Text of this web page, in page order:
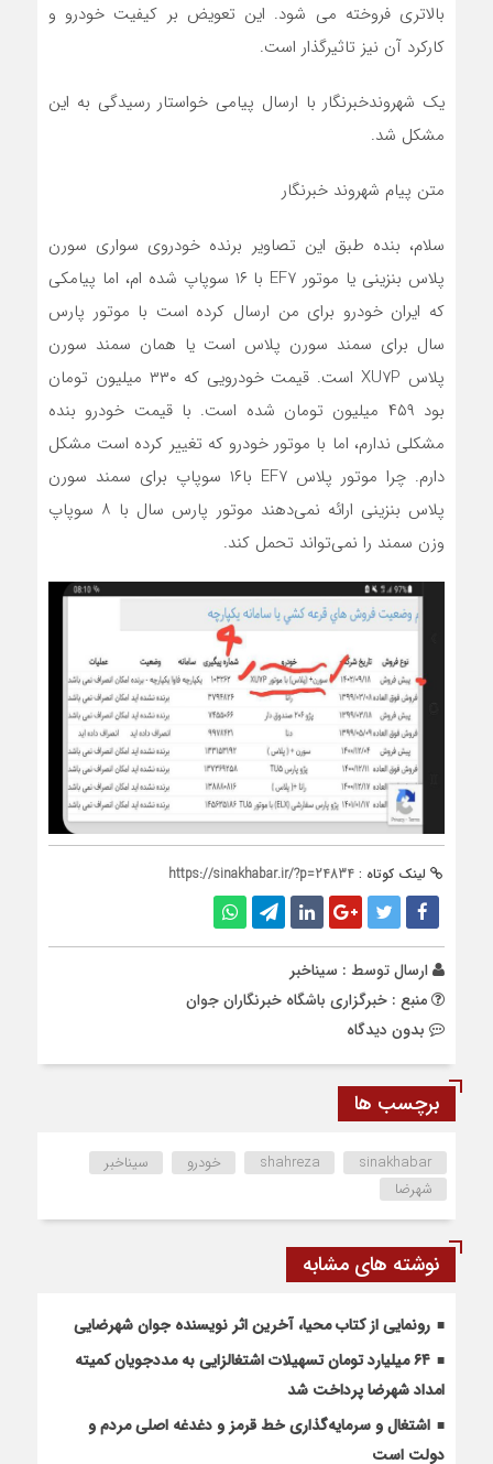
بالاتری فروخته می شود. این تعویض بر کیفیت خودرو و
کارکرد آن نیز تاثیرگذار است.
یک شهروندخبرنگار با ارسال پیامی خواستار رسیدگی به این
مشکل شد.
متن پیام شهروند خبرنگار
سلام، بنده طبق این تصاویر برنده خودروی سواری سورن
پلاس بنزینی یا موتور EF۷ با ۱۶ سوپاپ شده ام، اما پیامکی
که ایران خودرو برای من ارسال کرده است با موتور پارس
سال برای سمند سورن پلاس است یا همان سمند سورن
پلاس XU۷P است. قیمت خودرویی که ۳۳۰ میلیون تومان
بود ۴۵۹ میلیون تومان شده است. با قیمت خودرو بنده
مشکلی ندارم، اما با موتور خودرو که تغییر کرده است مشکل
دارم. چرا موتور پلاس EF۷ با۱۶ سوپاپ برای سمند سورن
پلاس بنزینی ارائه نمی‌دهند موتور پارس سال با ۸ سوپاپ
وزن سمند را نمی‌تواند تحمل کند.
لینک کوتاه : https://sinakhabar.ir/?p=24834
ارسال توسط : سیناخبر
منبع : خبرگزاری باشگاه خبرنگاران جوان
بدون دیدگاه
برچسب ها
shahreza sinakhabar خودرو
سیناخبر
شهرضا
نوشته های مشابه
رونمایی از کتاب محیا، آخرین اثر نویسنده جوان شهرضایی
۶۴ میلیارد تومان تسهیلات اشتغالزایی به مددجویان کمیته
امداد شهرضا پرداخت شد
اشتغال و سرمایه‌گذاری خط قرمز و دغدغه اصلی مردم و
دولت است